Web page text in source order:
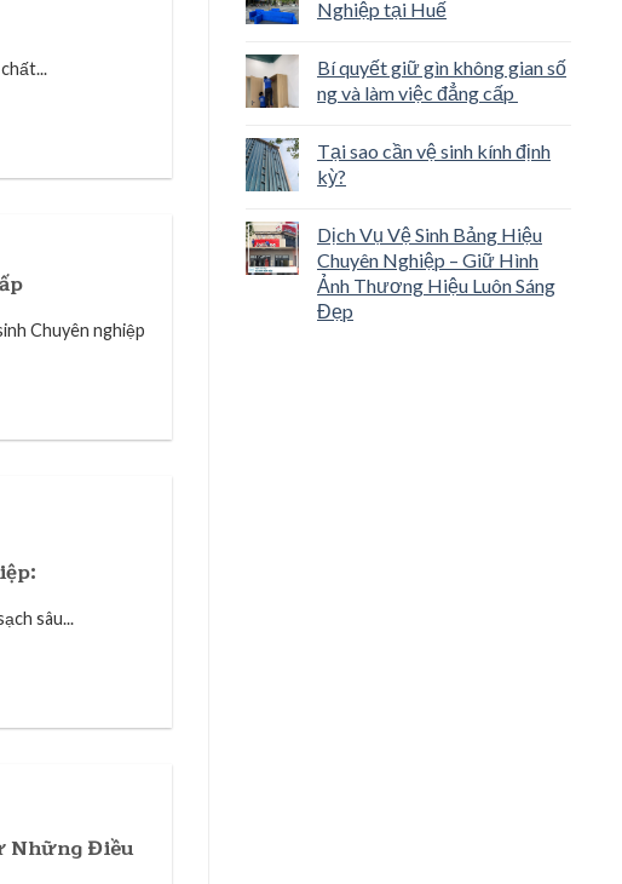
Chuyên nghiệp
sâu...
Những Điều
Nghiệp tại Huế
Bí quyết giữ gìn không gian số
ng và làm việc đẳng cấp
Tại sao cần vệ sinh kính định
kỳ?
Dịch Vụ Vệ Sinh Bảng Hiệu
Chuyên Nghiệp – Giữ Hình
Ảnh Thương Hiệu Luôn Sáng
Đẹp